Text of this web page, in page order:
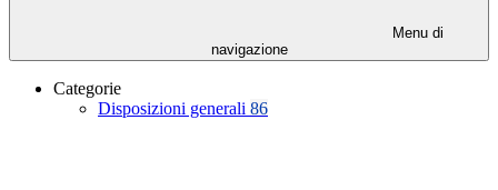
Menu di
navigazione
Categorie
Disposizioni generali 86